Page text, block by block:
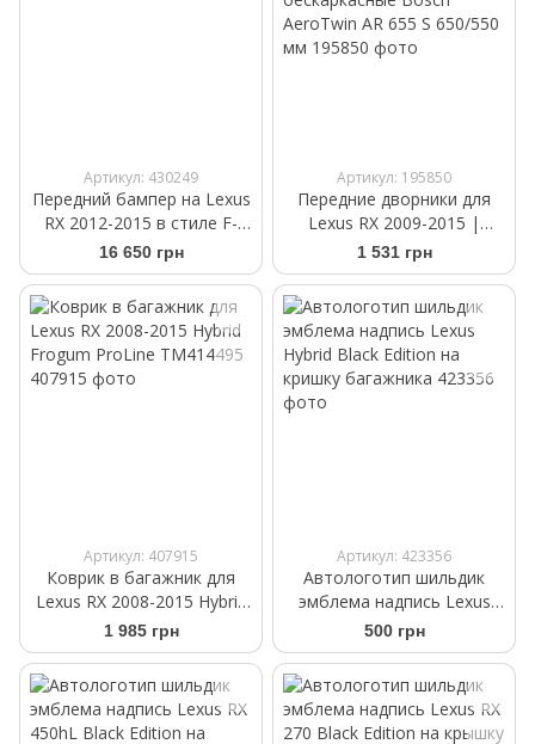
Артикул: 430249
Передний бампер на Lexus
RX 2012-2015 в стиле F-
Sport
16 650 грн
Артикул: 195850
Передние дворники для
Lexus RX 2009-2015 |
Щетки стеклоочистителя
бескаркасные Bosch
AeroTwin AR 655 S 650/550
мм
1 531 грн
Артикул: 407915
Коврик в багажник для
Lexus RX 2008-2015 Hybrid
Frogum ProLine TM414495
1 985 грн
Артикул: 423356
Автологотип шильдик
эмблема надпись Lexus
Hybrid Black Еdition на
кришку багажника
500 грн